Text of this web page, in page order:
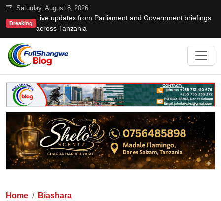
Saturday, August 8, 2026
Breaking
Live updates from Parliament and Government briefings
across Tanzania
Home Biashara